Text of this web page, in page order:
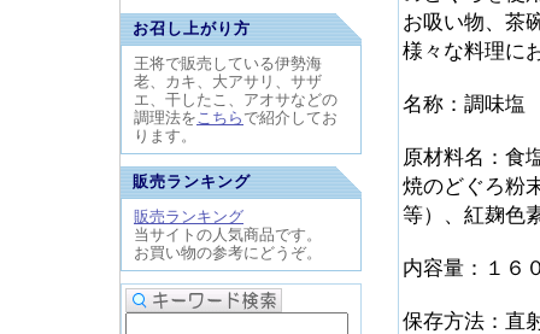
お召し上がり方
王将で販売している伊勢海
老、カキ、大アサリ、サザ
エ、干したこ、アオサなどの
調理法をこちら で紹介してお
ります。
販売ランキング
販売ランキング
当サイトの人気商品です。
お買い物の参考にどうぞ。
お吸い物、茶
様々な料理に
名称：調味塩
原材料名：食
焼のどぐろ粉
等）、紅麹色
内容量：１６
保存方法：直